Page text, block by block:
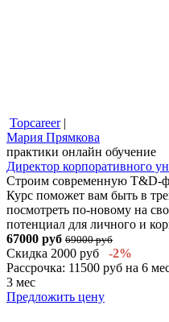
Topcareer |
Мария Прямкова
практики онлайн обучение
Директор корпоративного
Строим современную T&D-
Курс поможет вам быть в
посмотреть по-новому на
потенциал для личного и
67000 руб 69000 руб
Скидка 2000 руб -2%
Рассрочка: 11500 руб на 6
3 мес
Предложить цену